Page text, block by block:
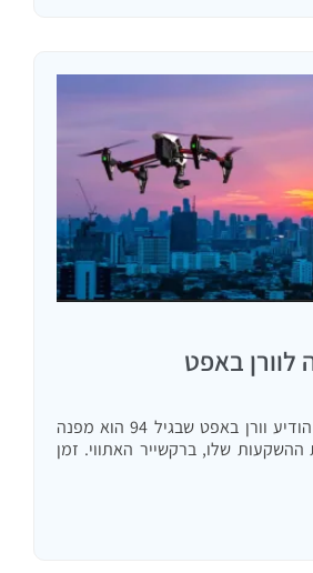
לוורן באפט
לפני כמה שבועות הודיע וורן באפט שבגיל 94 הוא מפנה
שלו, ברקשייר האתווי. זמן
המשקיע…